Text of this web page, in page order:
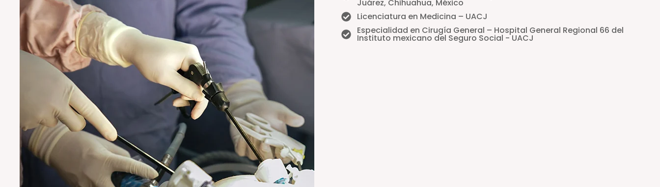
Juárez, Chihuahua, México
Licenciatura en Medicina – UACJ
Especialidad en Cirugía General – Hospital General Regional 66 del
Instituto mexicano del Seguro Social - UACJ